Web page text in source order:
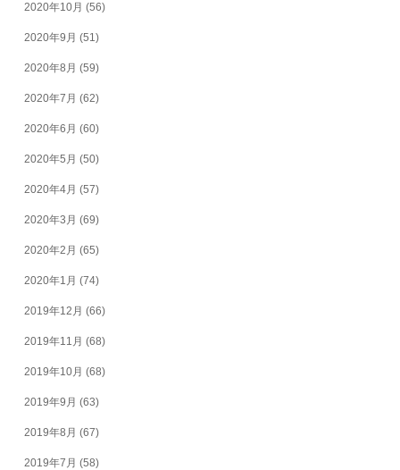
2020年10月 (56)
2020年9月 (51)
2020年8月 (59)
2020年7月 (62)
2020年6月 (60)
2020年5月 (50)
2020年4月 (57)
2020年3月 (69)
2020年2月 (65)
2020年1月 (74)
2019年12月 (66)
2019年11月 (68)
2019年10月 (68)
2019年9月 (63)
2019年8月 (67)
2019年7月 (58)